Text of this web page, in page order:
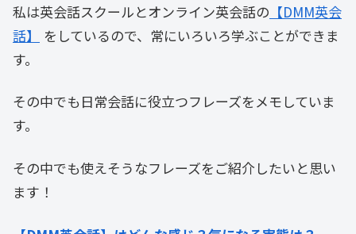
私は英会話スクールとオンライン英会話の 【DMM英会
話】
をしているので、常にいろいろ学ぶことができま
す。
その中でも日常会話に役立つフレーズをメモしていま
す。
その中でも使えそうなフレーズをご紹介したいと思い
ます！